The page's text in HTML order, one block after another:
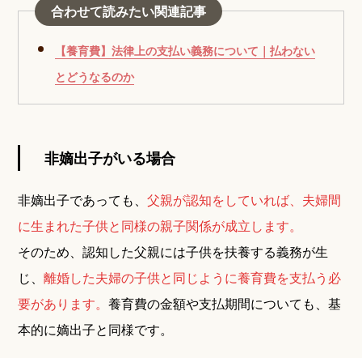
合わせて読みたい関連記事
【養育費】法律上の支払い義務について｜払わない
とどうなるのか
非嫡出子がいる場合
非嫡出子であっても、父親が認知をしていれば、夫婦間
に生まれた子供と同様の親子関係が成立します。
そのため、認知した父親には子供を扶養する義務が生
じ、離婚した夫婦の子供と同じように養育費を支払う必
要があります。養育費の金額や支払期間についても、基
本的に嫡出子と同様です。